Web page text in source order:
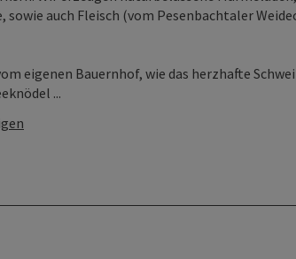
sowie auch Fleisch (vom Pesenbachtaler
eigenen Bauernhof, wie das herzhafte
...